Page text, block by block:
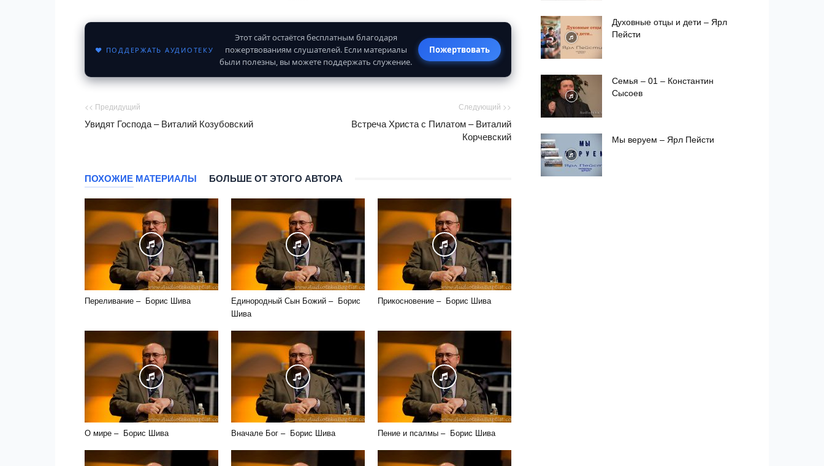
♥ ПОДДЕРЖАТЬ АУДИОТЕКУ
Этот сайт остаётся бесплатным благодаря
пожертвованиям слушателей. Если материалы
были полезны, вы можете поддержать служение.
Пожертвовать
<< Предидущий
Увидят Господа – Виталий Козубовский
Следующий >>
Встреча Христа с Пилатом – Виталий
Корчевский
ПОХОЖИЕ МАТЕРИАЛЫ БОЛЬШЕ ОТ ЭТОГО АВТОРА
Переливание – Борис Шива
Единородный Сын Божий – Борис
Шива
Прикосновение – Борис Шива
О мире – Борис Шива Вначале Бог – Борис Шива Пение и псалмы – Борис Шива
Духовные отцы и дети – Ярл
Пейсти
Семья – 01 – Константин
Сысоев
Мы веруем – Ярл Пейсти